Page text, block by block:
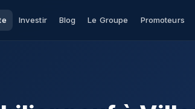
Investir Blog Le Groupe Promoteurs